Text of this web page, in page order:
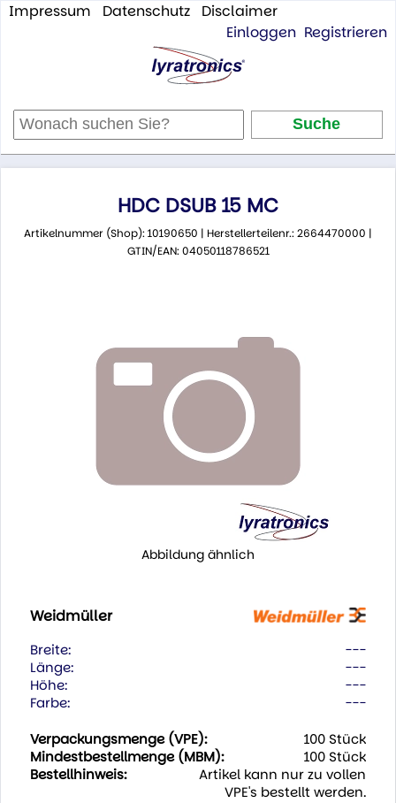
Impressum Datenschutz
Disclaimer
Einloggen Registrieren
HDC DSUB 15 MC
Artikelnummer (Shop): 10190650 | Herstellerteilenr.: 2664470000 |
GTIN/EAN: 04050118786521
Abbildung ähnlich
Weidmüller
Breite:
---
Länge:
---
Höhe:
---
Farbe:
---
Verpackungsmenge (VPE):
100 Stück
Mindestbestellmenge (MBM):
100 Stück
Bestellhinweis:
Artikel kann nur zu vollen
VPE's bestellt werden.